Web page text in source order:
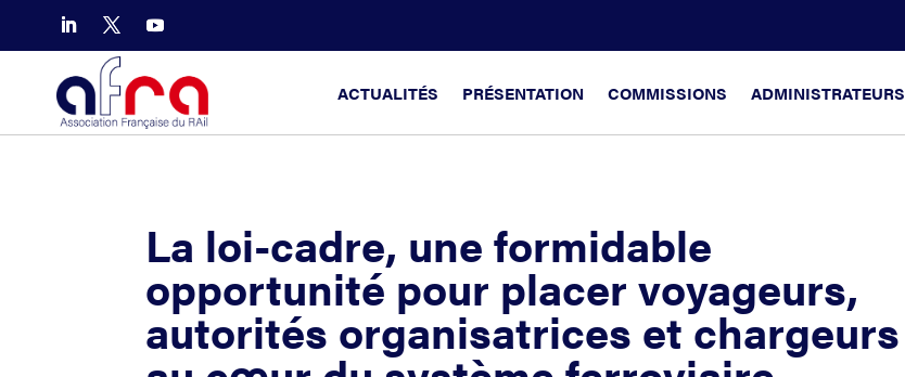
ACTUALITÉS PRÉSENTATION COMMISSIONS ADMINISTRATEURS
La loi-cadre, une formidable
opportunité pour placer voyageurs,
autorités organisatrices et chargeurs